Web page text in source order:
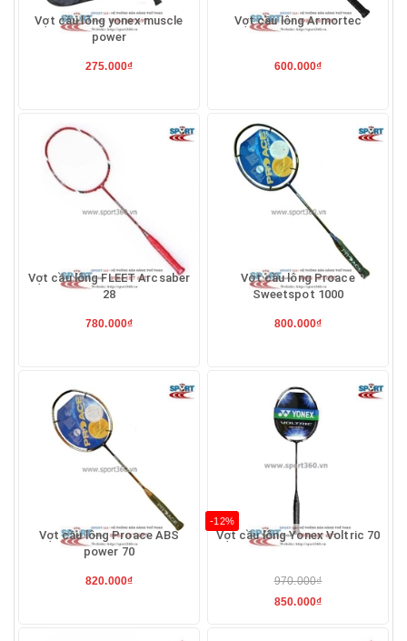
Vợt cầu lông yonex muscle
power
275.000₫
Vợt cầu lông Armortec
600.000₫
Vợt cầu lông FLEET Arcsaber
28
780.000₫
Vợt cầu lông Proace
Sweetspot 1000
800.000₫
Vợt cầu lông Proace ABS
power 70
820.000₫
-12%
Vợt cầu lông Yonex Voltric 70
970.000₫
850.000₫